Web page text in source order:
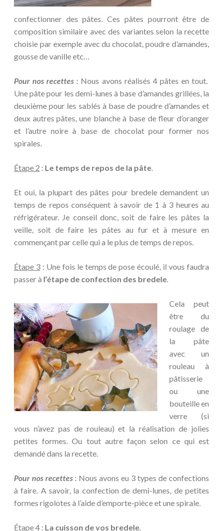
confectionner des pâtes. Ces pâtes pourront être de
composition similaire avec des variantes selon la recette
choisie par exemple avec du chocolat, poudre d’amandes,
gousse de vanille etc…
Pour nos recettes : Nous avons réalisés 4 pâtes en tout.
Une pâte pour les demi-lunes à base d’amandes grillées, la
deuxième pour les sablés à base de poudre d’amandes et
deux autres pâtes, une blanche à base de fleur d’oranger
et l’autre noire à base de chocolat pour former nos
spirales.
Étape 2 : Le temps de repos de la pâte.
Et oui, la plupart des pâtes pour bredele demandent un
temps de repos conséquent à savoir de 1 à 3 heures au
réfrigérateur. Je conseil donc, soit de faire les pâtes la
veille, soit de faire les pâtes au fur et à mesure en
commençant par celle qui a le plus de temps de repos.
Étape 3: Une fois le temps de pose écoulé, il vous faudra
passer à l’étape de confection des bredele.
Cela peut
être du
roulage de
la pâte
avec un
rouleau à
pâtisserie
ou une
bouteille en
verre (si
vous n’avez pas de rouleau) et la réalisation de jolies
petites formes. Ou tout autre façon selon ce qui est
demandé dans la recette.
Pour nos recettes : Nous avons eu 3 types de confections
à faire. A savoir, la confection de demi-lunes, de petites
formes rigolotes à l’aide d’emporte-pièce et une spirale.
Étape 4 : La cuisson de vos bredele.